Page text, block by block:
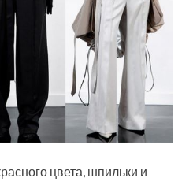
цвета, шпильки и